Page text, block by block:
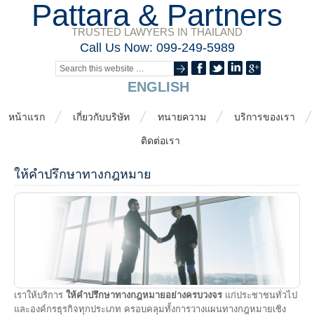
Pattara & Partners
TRUSTED LAWYERS IN THAILAND
Call Us Now: 099-249-5989
ENGLISH
หน้าแรก เกี่ยวกับบริษัท ทนายความ บริการของเรา
ติดต่อเรา
ให้คำปรึกษาทางกฎหมาย
เราให้บริการ ให้คำปรึกษาทางกฎหมายอย่างครบวงจร แก่ประชาชนทั่วไป
และองค์กรธุรกิจทุกประเภท ครอบคลุมทั้งการวางแผนทางกฎหมายเชิง